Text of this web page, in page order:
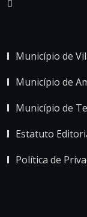
Município de
Município de
Município de
Estatuto
Política de